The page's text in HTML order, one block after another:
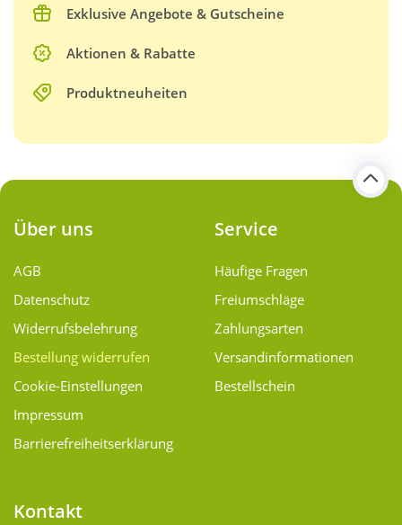
Exklusive Angebote & Gutscheine
Aktionen & Rabatte
Produktneuheiten
Über uns
AGB
Datenschutz
Widerrufsbelehrung
Bestellung widerrufen
Cookie-Einstellungen
Impressum
Barrierefreiheitserklärung
Service
Häufige Fragen
Freiumschläge
Zahlungsarten
Versand­informationen
Bestellschein
Kontakt